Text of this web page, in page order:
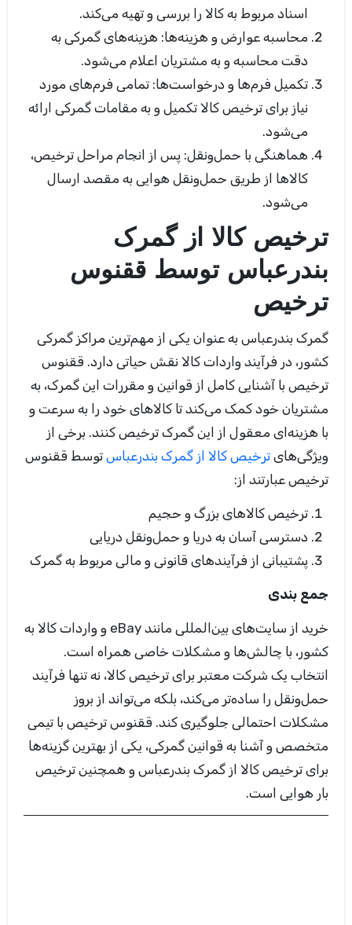
اسناد مربوط به کالا را بررسی و تهیه می‌کند.
محاسبه عوارض و هزینه‌ها: هزینه‌های گمرکی به
دقت محاسبه و به مشتریان اعلام می‌شود.
تکمیل فرم‌ها و درخواست‌ها: تمامی فرم‌های مورد
نیاز برای ترخیص کالا تکمیل و به مقامات گمرکی ارائه
می‌شود.
هماهنگی با حمل‌ونقل: پس از انجام مراحل ترخیص،
کالاها از طریق حمل‌ونقل هوایی به مقصد ارسال
می‌شود.
ترخیص کالا از گمرک
بندرعباس توسط ققنوس
ترخیص
گمرک بندرعباس به عنوان یکی از مهم‌ترین مراکز گمرکی
کشور، در فرآیند واردات کالا نقش حیاتی دارد. ققنوس
ترخیص با آشنایی کامل از قوانین و مقررات این گمرک، به
مشتریان خود کمک می‌کند تا کالاهای خود را به سرعت و
با هزینه‌ای معقول از این گمرک ترخیص کنند. برخی از
ویژگی‌های ترخیص کالا از گمرک بندرعباستوسط ققنوس
ترخیص عبارتند از:
ترخیص کالاهای بزرگ و حجیم
دسترسی آسان به دریا و حمل‌ونقل دریایی
پشتیبانی از فرآیندهای قانونی و مالی مربوط به گمرک
جمع‌ بندی
خرید از سایت‌های بین‌المللی مانند eBay
و واردات کالا به
کشور، با چالش‌ها و مشکلات خاصی همراه است.
انتخاب یک شرکت معتبر برای ترخیص کالا، نه تنها فرآیند
حمل‌ونقل را ساده‌تر می‌کند، بلکه می‌تواند از بروز
مشکلات احتمالی جلوگیری کند. ققنوس ترخیص با تیمی
متخصص و آشنا به قوانین گمرکی، یکی از بهترین گزینه‌ها
برای ترخیص کالا از گمرک بندرعباس و همچنین ترخیص
بار هوایی است.